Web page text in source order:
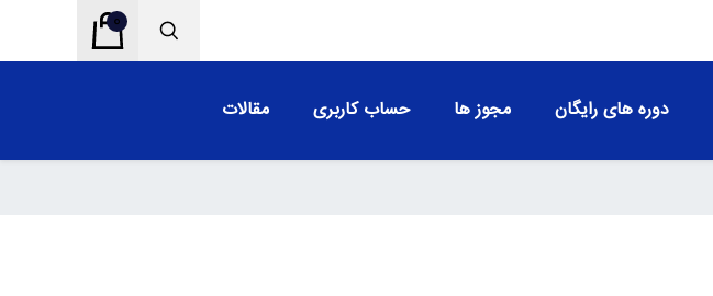
0
دوره های رایگان مجوز ها حساب کاربری مقالات